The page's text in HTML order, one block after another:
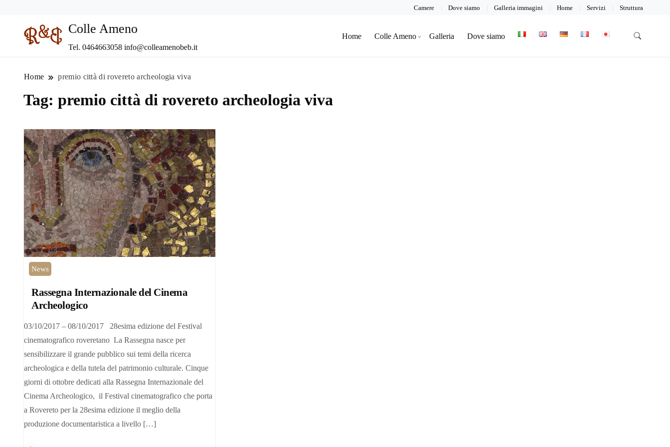
Camere Dove siamo Galleria immagini Home Servizi Struttura
Colle Ameno
Tel. 0464663058 info@colleamenobeb.it
Home Colle Ameno Galleria Dove siamo
Home premio città di rovereto archeologia viva
Tag: premio città di rovereto archeologia viva
News
Rassegna Internazionale del Cinema
Archeologico
03/10/2017 – 08/10/2017 28esima edizione del Festival
cinematografico roveretano La Rassegna nasce per
sensibilizzare il grande pubblico sui temi della ricerca
archeologica e della tutela del patrimonio culturale. Cinque
giorni di ottobre dedicati alla Rassegna Internazionale del
Cinema Archeologico, il Festival cinematografico che porta
a Rovereto per la 28esima edizione il meglio della
produzione documentaristica a livello […]